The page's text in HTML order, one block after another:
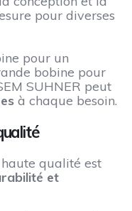
pour diverses
pour un
bobine pour
SUHNER peut
à chaque besoin.
qualité est
et